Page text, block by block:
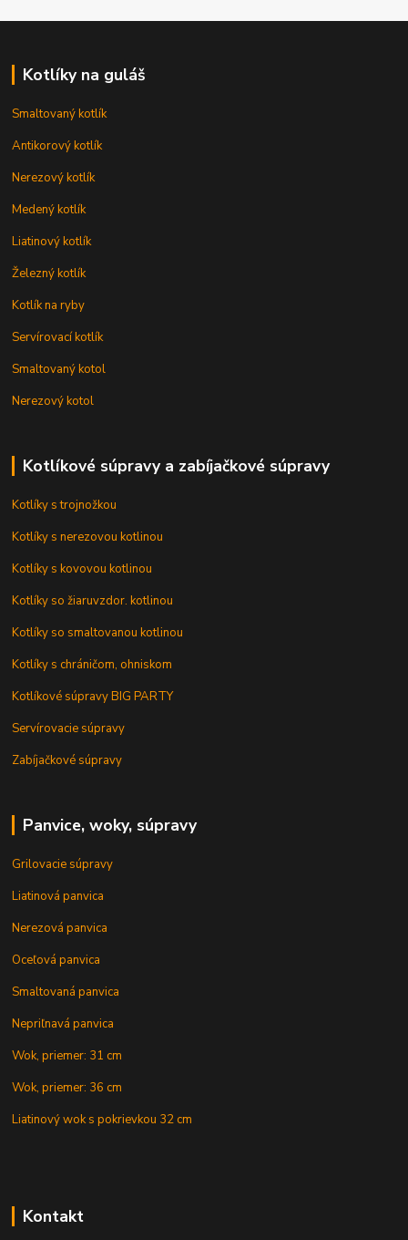
Kotlíky na guláš
Smaltovaný kotlík
Antikorový kotlík
Nerezový kotlík
Medený kotlík
Liatinový kotlík
Železný kotlík
Kotlík na ryby
Servírovací kotlík
Smaltovaný kotol
Nerezový kotol
Kotlíkové súpravy a zabíjačkové súpravy
Kotlíky s trojnožkou
Kotlíky s nerezovou kotlinou
Kotlíky s kovovou kotlinou
Kotlíky so žiaruvzdor. kotlinou
Kotlíky so smaltovanou kotlinou
Kotlíky s chráničom, ohniskom
Kotlíkové súpravy BIG PARTY
Servírovacie súpravy
Zabíjačkové súpravy
Panvice, woky, súpravy
Grilovacie súpravy
Liatinová panvica
Nerezová panvica
Oceľová panvica
Smaltovaná panvica
Nepriľnavá panvica
Wok, priemer: 31 cm
Wok, priemer: 36 cm
Liatinový wok s pokrievkou 32 cm
Kontakt